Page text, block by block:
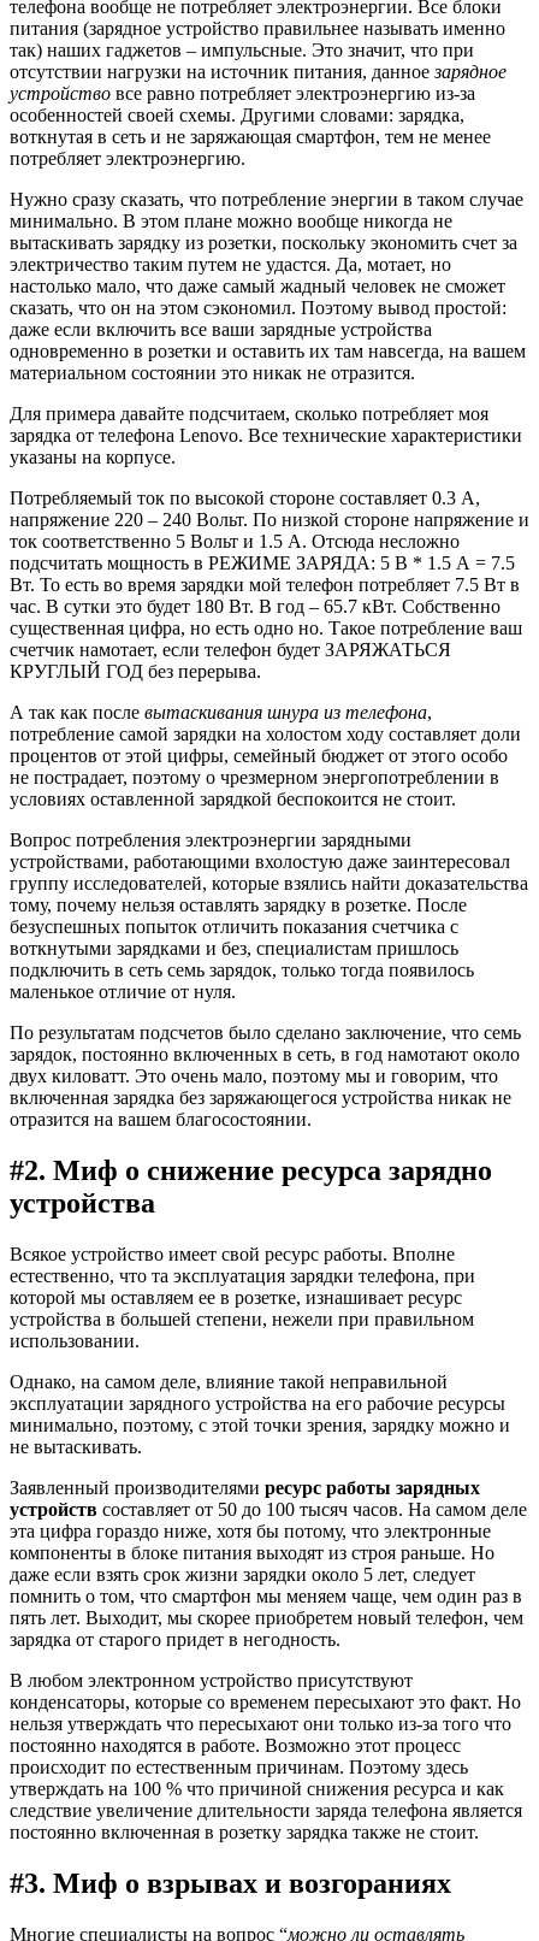
телефона вообще не потребляет электроэнергии. Все блоки
питания (зарядное устройство правильнее называть именно
так) наших гаджетов – импульсные. Это значит, что при
отсутствии нагрузки на источник питания, данноезарядное
устройство все равно потребляет электроэнергию из-за
особенностей своей схемы. Другими словами: зарядка,
воткнутая в сеть и не заряжающая смартфон, тем не менее
потребляет электроэнергию.
Нужно сразу сказать, что потребление энергии в таком случае
минимально. В этом плане можно вообще никогда не
вытаскивать зарядку из розетки, поскольку экономить счет за
электричество таким путем не удастся. Да, мотает, но
настолько мало, что даже самый жадный человек не сможет
сказать, что он на этом сэкономил. Поэтому вывод простой:
даже если включить все ваши зарядные устройства
одновременно в розетки и оставить их там навсегда, на вашем
материальном состоянии это никак не отразится.
Для примера давайте подсчитаем, сколько потребляет моя
зарядка от телефона Lenovo. Все технические характеристики
указаны на корпусе.
Потребляемый ток по высокой стороне составляет 0.3 А,
напряжение 220 – 240 Вольт. По низкой стороне напряжение и
ток соответственно 5 Вольт и 1.5 А. Отсюда несложно
подсчитать мощность в РЕЖИМЕ ЗАРЯДА: 5 В * 1.5 А = 7.5
Вт. То есть во время зарядки мой телефон потребляет 7.5 Вт в
час. В сутки это будет 180 Вт. В год – 65.7 кВт. Собственно
существенная цифра, но есть одно но. Такое потребление ваш
счетчик намотает, если телефон будет ЗАРЯЖАТЬСЯ
КРУГЛЫЙ ГОД без перерыва.
А так как после вытаскивания шнура из телефона,
потребление самой зарядки на холостом ходу составляет доли
процентов от этой цифры, семейный бюджет от этого особо
не пострадает, поэтому о чрезмерном энергопотреблении в
условиях оставленной зарядкой беспокоится не стоит.
Вопрос потребления электроэнергии зарядными
устройствами, работающими вхолостую даже заинтересовал
группу исследователей, которые взялись найти доказательства
тому, почему нельзя оставлять зарядку в розетке. После
безуспешных попыток отличить показания счетчика с
воткнутыми зарядками и без, специалистам пришлось
подключить в сеть семь зарядок, только тогда появилось
маленькое отличие от нуля.
По результатам подсчетов было сделано заключение, что семь
зарядок, постоянно включенных в сеть, в год намотают около
двух киловатт. Это очень мало, поэтому мы и говорим, что
включенная зарядка без заряжающегося устройства никак не
отразится на вашем благосостоянии.
#2. Миф о снижение ресурса зарядно
устройства
Всякое устройство имеет свой ресурс работы. Вполне
естественно, что та эксплуатация зарядки телефона, при
которой мы оставляем ее в розетке, изнашивает ресурс
устройства в большей степени, нежели при правильном
использовании.
Однако, на самом деле, влияние такой неправильной
эксплуатации зарядного устройства на его рабочие ресурсы
минимально, поэтому, с этой точки зрения, зарядку можно и
не вытаскивать.
Заявленный производителями ресурс работы зарядных
устройств составляет от 50 до 100 тысяч часов. На самом деле
эта цифра гораздо ниже, хотя бы потому, что электронные
компоненты в блоке питания выходят из строя раньше. Но
даже если взять срок жизни зарядки около 5 лет, следует
помнить о том, что смартфон мы меняем чаще, чем один раз в
пять лет. Выходит, мы скорее приобретем новый телефон, чем
зарядка от старого придет в негодность.
В любом электронном устройство присутствуют
конденсаторы, которые со временем пересыхают это факт. Но
нельзя утверждать что пересыхают они только из-за того что
постоянно находятся в работе. Возможно этот процесс
происходит по естественным причинам. Поэтому здесь
утверждать на 100 % что причиной снижения ресурса и как
следствие увеличение длительности заряда телефона является
постоянно включенная в розетку зарядка также не стоит.
#3. Миф о взрывах и возгораниях
Многие специалисты на вопрос “можно ли оставлять